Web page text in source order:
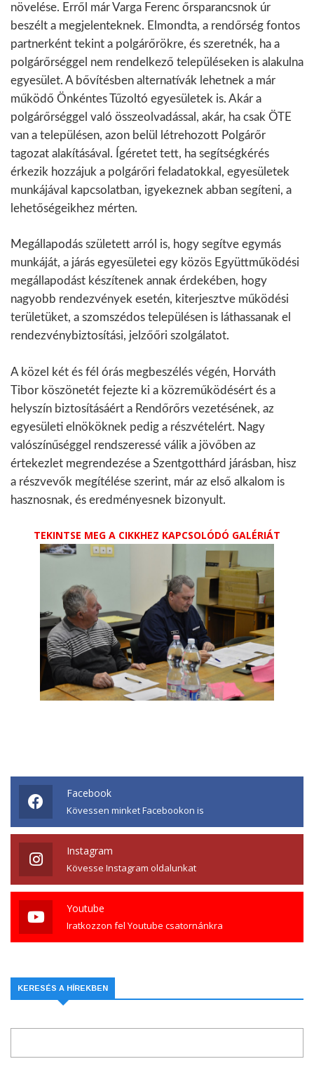
növelése. Erről már Varga Ferenc őrsparancsnok úr
beszélt a megjelenteknek. Elmondta, a rendőrség fontos
partnerként tekint a polgárőrökre, és szeretnék, ha a
polgárőrséggel nem rendelkező településeken is alakulna
egyesület. A bővítésben alternatívák lehetnek a már
működő Önkéntes Tűzoltó egyesületek is. Akár a
polgárőrséggel való összeolvadással, akár, ha csak ÖTE
van a településen, azon belül létrehozott Polgárőr
tagozat alakításával. Ígéretet tett, ha segítségkérés
érkezik hozzájuk a polgárőri feladatokkal, egyesületek
munkájával kapcsolatban, igyekeznek abban segíteni, a
lehetőségeikhez mérten.
Megállapodás született arról is, hogy segítve egymás
munkáját, a járás egyesületei egy közös Együttműködési
megállapodást készítenek annak érdekében, hogy
nagyobb rendezvények esetén, kiterjesztve működési
területüket, a szomszédos településen is láthassanak el
rendezvénybiztosítási, jelzőőri szolgálatot.
A közel két és fél órás megbeszélés végén, Horváth
Tibor köszönetét fejezte ki a közreműködésért és a
helyszín biztosításáért a Rendőrőrs vezetésének, az
egyesületi elnököknek pedig a részvételért. Nagy
valószínűséggel rendszeressé válik a jövőben az
értekezlet megrendezése a Szentgotthárd járásban, hisz
a részvevők megítélése szerint, már az első alkalom is
hasznosnak, és eredményesnek bizonyult.
TEKINTSE MEG A CIKKHEZ KAPCSOLÓDÓ GALÉRIÁT
Facebook
Kövessen minket Facebookon is
Instagram
Kövesse Instagram oldalunkat
Youtube
Iratkozzon fel Youtube csatornánkra
KERESÉS A HÍREKBEN